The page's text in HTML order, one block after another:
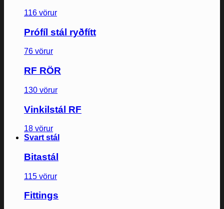
116 vörur
Prófíl stál ryðfítt
76 vörur
RF RÖR
130 vörur
Vinkilstál RF
18 vörur
Svart stál
Bitastál
115 vörur
Fittings